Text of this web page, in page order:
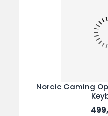
Nordic Gaming
Pris